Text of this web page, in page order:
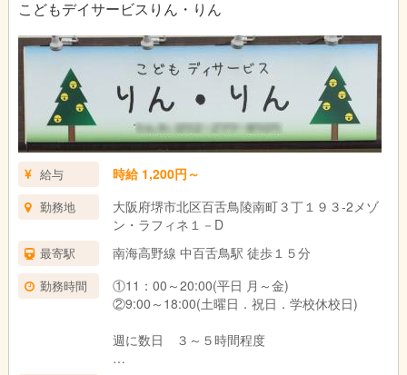
こどもデイサービスりん・りん
給与 時給 1,200円～
勤務地
大阪府堺市北区百舌鳥陵南町３丁１９３-2メゾ
ン・ラフィネ１－D
最寄駅 南海高野線 中百舌鳥駅 徒歩１５分
勤務時間
①11：00～20:00(平日 月～金)
②9:00～18:00(土曜日．祝日．学校休校日)
週に数日 ３～５時間程度